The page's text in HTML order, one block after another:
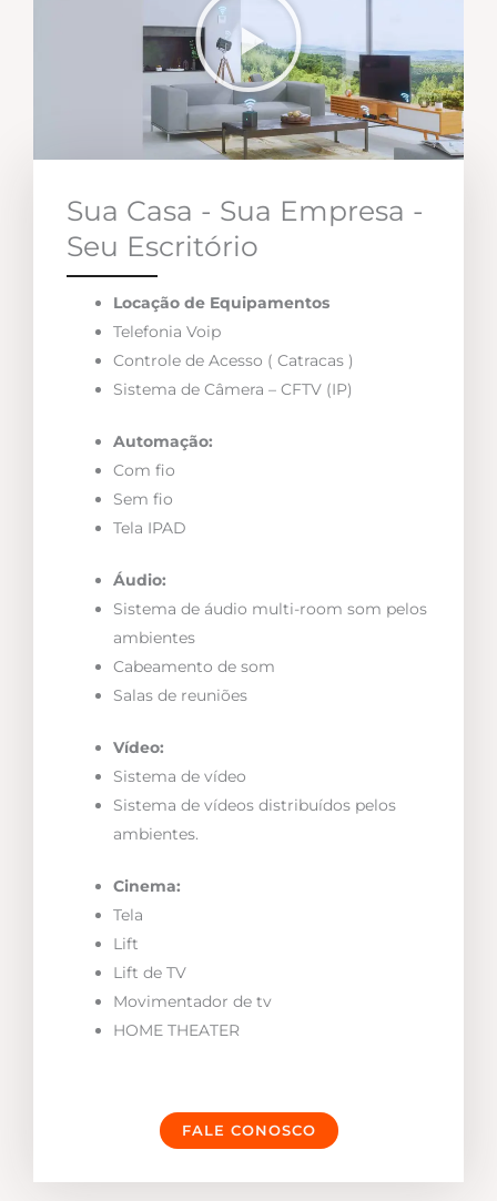
Sua Casa - Sua Empresa -
Seu Escritório
Locação de Equipamentos
Telefonia Voip
Controle de Acesso ( Catracas )
Sistema de Câmera – CFTV (IP)
Automação:
Com fio
Sem fio
Tela IPAD
Áudio:
Sistema de áudio multi-room som pelos
ambientes
Cabeamento de som
Salas de reuniões
Vídeo:
Sistema de vídeo
Sistema de vídeos distribuídos pelos
ambientes.
Cinema:
Tela
Lift
Lift de TV
Movimentador de tv
HOME THEATER
FALE CONOSCO